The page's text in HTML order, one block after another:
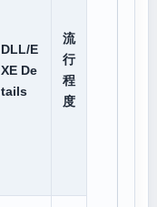
DLL/E
XE De
tails
流
行
程
度